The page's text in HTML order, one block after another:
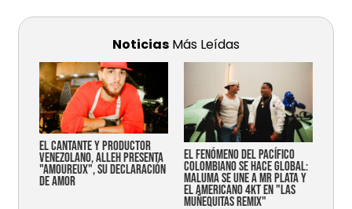
Noticias Más Leídas
EL CANTANTE Y PRODUCTOR
VENEZOLANO, ALLEH PRESENTA
"AMOUREUX", SU DECLARACIÓN
DE AMOR
EL FENÓMENO DEL PACÍFICO
COLOMBIANO SE HACE GLOBAL:
MALUMA SE UNE A MR PLATA Y
EL AMERICANO 4KT EN "LAS
MUÑEQUITAS REMIX"